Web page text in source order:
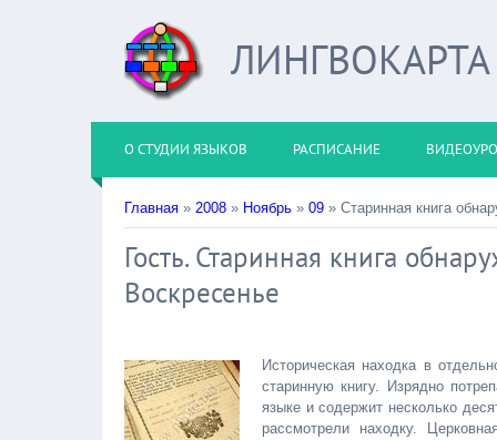
ЛИНГВОКАРТА
О СТУДИИ ЯЗЫКОВ РАСПИСАНИЕ
Главная » 2008 » Ноябрь » 09 » Старинная книга
Гость. Старинная книга
Воскресенье
Историческая находка в
старинную книгу. Изрядно
языке и содержит несколько
рассмотрели находку.